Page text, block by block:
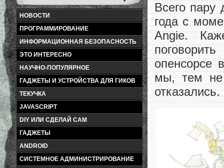
НОВОСТИ
ПРОГРАММИРОВАНИЕ
ИНФОРМАЦИОННАЯ БЕЗОПАСНОСТЬ
ЭТО ИНТЕРЕСНО
НАУЧНО-ПОПУЛЯРНОЕ
ГАДЖЕТЫ И УСТРОЙСТВА ДЛЯ ГИКОВ
ТЕКУЧКА
JAVASCRIPT
DIY ИЛИ СДЕЛАЙ САМ
ГАДЖЕТЫ
ANDROID
СИСТЕМНОЕ АДМИНИСТРИРОВАНИЕ
Всего пару
года с
Angie.
опенсорсе
мы, тем не